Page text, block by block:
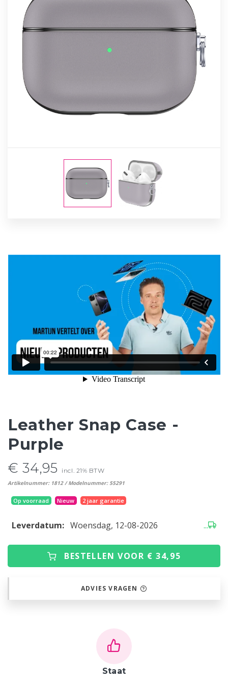
Leather Snap Case -
Purple
€ 34,95 incl. 21% BTW
Artikelnummer: 1812 / Modelnummer: 55291
Op voorraad Nieuw 2 jaar garantie
Leverdatum: Woensdag, 12-08-2026 ...
BESTELLEN VOOR € 34,95
ADVIES VRAGEN
Staat